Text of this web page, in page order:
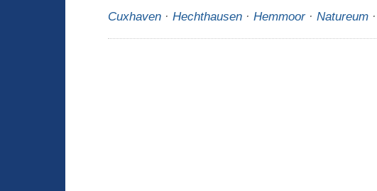
Cuxhaven · Hechthausen · Hemmoor· Natureum ·